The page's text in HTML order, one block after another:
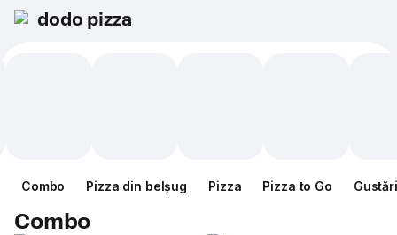
dodo pizza
Combo Pizza din belșug Pizza Pizza to Go Gustări
Combo